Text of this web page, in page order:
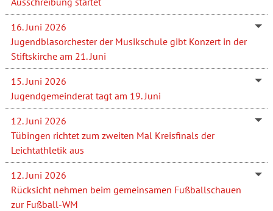
16. Juni 2026
Jugendblasorchester der Musikschule gibt Konzert in der
Stiftskirche am 21. Juni
15. Juni 2026
Jugendgemeinderat tagt am 19. Juni
12. Juni 2026
Tübingen richtet zum zweiten Mal Kreisfinals der
Leichtathletik aus
12. Juni 2026
Rücksicht nehmen beim gemeinsamen Fußballschauen
zur Fußball-WM